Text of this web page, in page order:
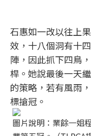
石惠如一改以往上
效，十八個洞有十
陣，因此抓下四鳥
桿。她說最後一天
的策略，若有風雨
標搶冠。
圖片說明：業餘一姐